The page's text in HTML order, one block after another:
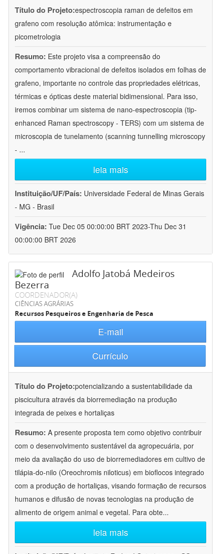
Título do Projeto:espectroscopia raman de defeitos em
grafeno com resolução atômica: instrumentação e
picometrologia
Resumo: Este projeto visa a compreensão do
comportamento vibracional de defeitos isolados em folhas de
grafeno, importante no controle das propriedades elétricas,
térmicas e ópticas deste material bidimensional. Para isso,
iremos combinar um sistema de nano-espectroscopia (tip-
enhanced Raman spectroscopy - TERS) com um sistema de
microscopia de tunelamento (scanning tunnelling microscopy
- ...
leia mais
Instituição/UF/País: Universidade Federal de Minas Gerais
- MG - Brasil
Vigência: Tue Dec 05 00:00:00 BRT 2023-Thu Dec 31
00:00:00 BRT 2026
Adolfo Jatobá Medeiros
Bezerra
COORDENADOR(A)
CIÊNCIAS AGRÁRIAS
Recursos Pesqueiros e Engenharia de Pesca
E-mail
Currículo
Título do Projeto:potencializando a sustentabilidade da
piscicultura através da biorremediação na produção
integrada de peixes e hortaliças
Resumo: A presente proposta tem como objetivo contribuir
com o desenvolvimento sustentável da agropecuária, por
meio da avaliação do uso de biorremediadores em cultivo de
tilápia-do-nilo (Oreochromis niloticus) em bioflocos integrado
com a produção de hortaliças, visando formação de recursos
humanos e difusão de novas tecnologias na produção de
alimento de origem animal e vegetal. Para obte...
leia mais